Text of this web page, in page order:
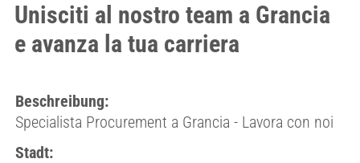
Unisciti al nostro team a Grancia
e avanza la tua carriera
Beschreibung:
Specialista Procurement a Grancia - Lavora con noi
Stadt: